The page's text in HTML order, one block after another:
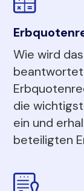
Wie wird
die
ein und
beteiligten